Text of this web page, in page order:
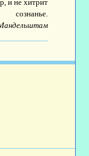
и не хитрит
сознанье.